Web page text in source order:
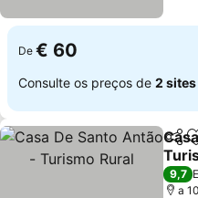
De € 60
Consulte os preços de 2 sites
Ver
9,7
a